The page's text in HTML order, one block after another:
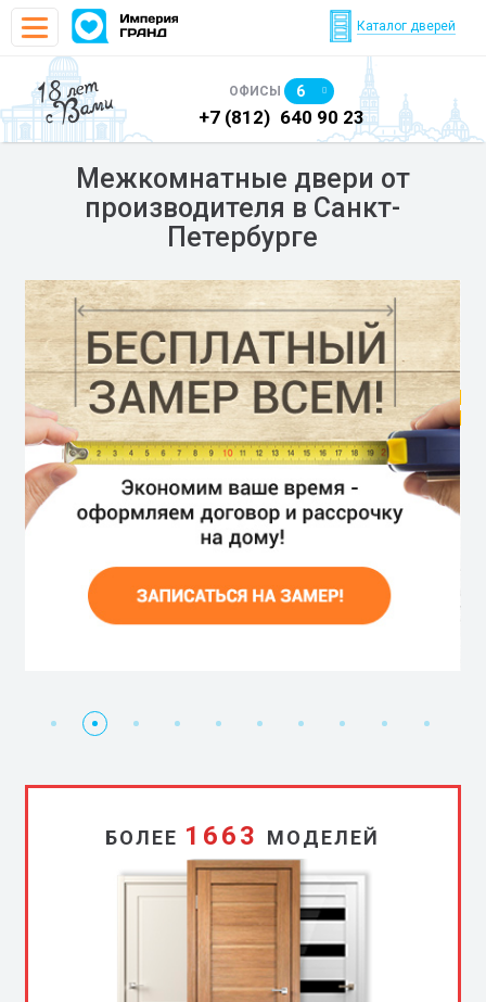
Каталог дверей
18 лет
с Вами ОФИСЫ 6
640 90 05 +7 (812) 640 90 23
Межкомнатные двери от
производителя в Санкт-
Петербурге
ДаримБесплатный
замер
Дарим
Ручки
ДоставкаУстановкаСкидка Двери
Чистый
БОЛЕЕ 1663 МОДЕЛЕЙ